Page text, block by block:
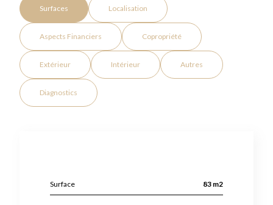
Surfaces Localisation
Aspects Financiers Copropriété
Extérieur Intérieur Autres
Diagnostics
Surface 83 m2